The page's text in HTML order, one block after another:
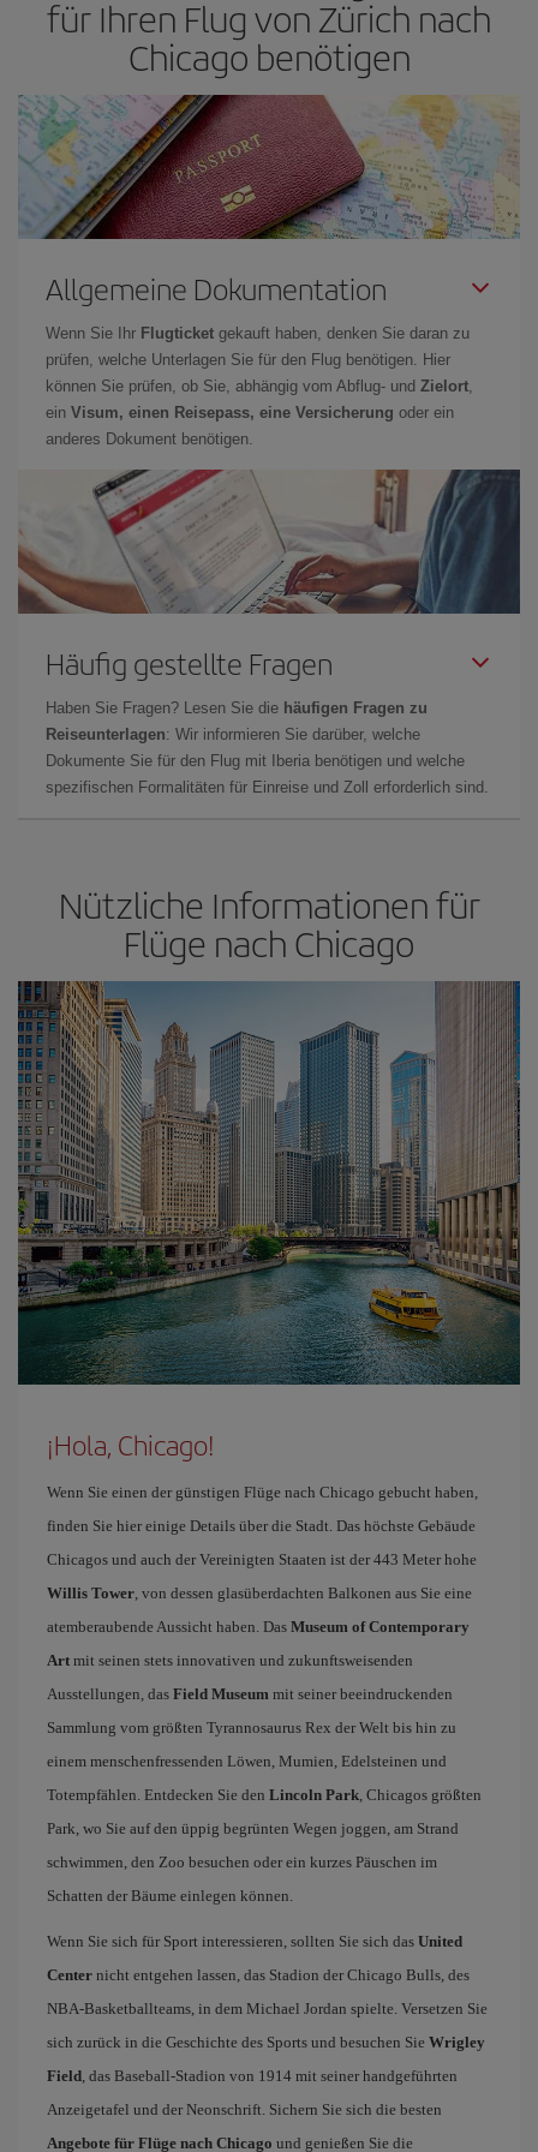
für Ihren Flug von Zürich nach
Chicago benötigen
Allgemeine Dokumentation
Wenn Sie Ihr Flugticket gekauft haben, denken Sie daran zu
prüfen, welche Unterlagen Sie für den Flug benötigen. Hier
können Sie prüfen, ob Sie, abhängig vom Abflug- und Zielort,
ein Visum, einen Reisepass, eine Versicherung oder ein
anderes Dokument benötigen.
Häufig gestellte Fragen
Haben Sie Fragen? Lesen Sie die häufigen Fragen zu
Reiseunterlagen: Wir informieren Sie darüber, welche
Dokumente Sie für den Flug mit Iberia benötigen und welche
spezifischen Formalitäten für Einreise und Zoll erforderlich sind.
Nützliche Informationen für
Flüge nach Chicago
¡Hola, Chicago!
Wenn Sie einen der günstigen Flüge nach Chicago gebucht haben,
finden Sie hier einige Details über die Stadt. Das höchste Gebäude
Chicagos und auch der Vereinigten Staaten ist der 443 Meter hohe
Willis Tower, von dessen glasüberdachten Balkonen aus Sie eine
atemberaubende Aussicht haben. Das Museum of Contemporary
Art mit seinen stets innovativen und zukunftsweisenden
Ausstellungen, das Field Museum mit seiner beeindruckenden
Sammlung vom größten Tyrannosaurus Rex der Welt bis hin zu
einem menschenfressenden Löwen, Mumien, Edelsteinen und
Totempfählen. Entdecken Sie den Lincoln Park, Chicagos größten
Park, wo Sie auf den üppig begrünten Wegen joggen, am Strand
schwimmen, den Zoo besuchen oder ein kurzes Päuschen im
Schatten der Bäume einlegen können.
Wenn Sie sich für Sport interessieren, sollten Sie sich das United
Center nicht entgehen lassen, das Stadion der Chicago Bulls, des
NBA-Basketballteams, in dem Michael Jordan spielte. Versetzen Sie
sich zurück in die Geschichte des Sports und besuchen Sie Wrigley
Field, das Baseball-Stadion von 1914 mit seiner handgeführten
Anzeigetafel und der Neonschrift. Sichern Sie sich die besten
Angebote für Flüge nach Chicago und genießen Sie die